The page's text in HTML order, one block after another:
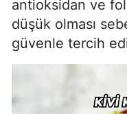
antioksidan ve
düşük olması
güvenle tercih